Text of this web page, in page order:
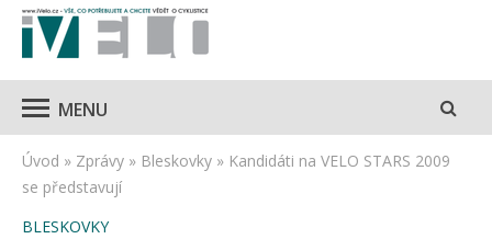
MENU
Úvod » Zprávy » Bleskovky » Kandidáti na VELO STARS 2009
se představují
BLESKOVKY